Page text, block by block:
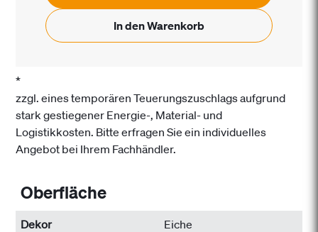
In den Warenkorb
*
zzgl. eines temporären Teuerungszuschlags aufgrund
stark gestiegener Energie-, Material- und
Logistikkosten. Bitte erfragen Sie ein individuelles
Angebot bei Ihrem Fachhändler.
Oberfläche
Dekor
Eiche